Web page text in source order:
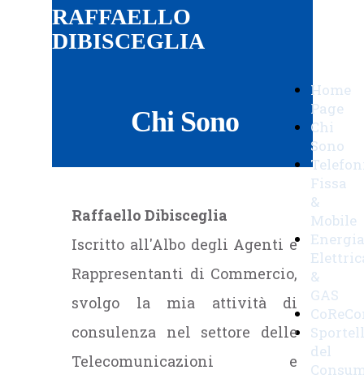
RAFFAELLO
DIBISCEGLIA
Chi Sono
Home
Page
Chi
Sono
Fissa
&
Mobile
Energia
&
GAS
del
Raffaello Dibisceglia
Iscritto all'Albo degli Agenti e
Rappresentanti di Commercio,
svolgo la mia attività di
consulenza nel settore delle
Telecomunicazioni e